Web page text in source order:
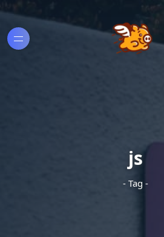
js
- Tag -